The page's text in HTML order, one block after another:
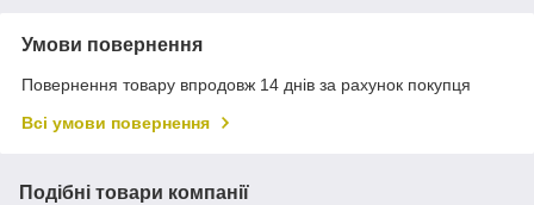
Умови повернення
Повернення товару впродовж 14 днів за рахунок покупця
Всі умови повернення
Подібні товари компанії